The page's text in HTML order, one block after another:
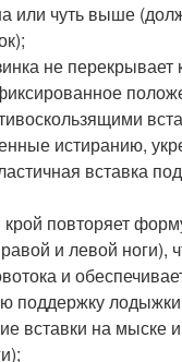
или чуть выше
не перекрывает
истиранию,
вставка
повторяет
и левой ноги),
и
поддержку
вставки на мыске